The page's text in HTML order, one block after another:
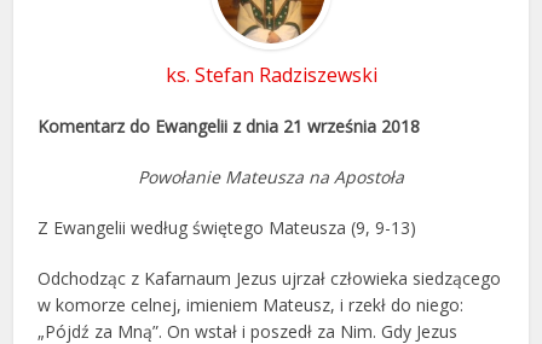
ks. Stefan Radziszewski
Komentarz do Ewangelii z dnia 21 września 2018
Powołanie Mateusza na Apostoła
Z Ewangelii według świętego Mateusza (9, 9-13)
Odchodząc z Kafarnaum Jezus ujrzał człowieka siedzącego
w komorze celnej, imieniem Mateusz, i rzekł do niego:
„Pójdź za Mną”. On wstał i poszedł za Nim. Gdy Jezus